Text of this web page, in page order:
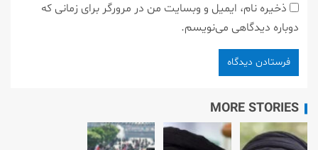
ذخیره نام، ایمیل و وبسایت من در مرورگر برای زمانی که
دوباره دیدگاهی می‌نویسم.
MORE STORIES